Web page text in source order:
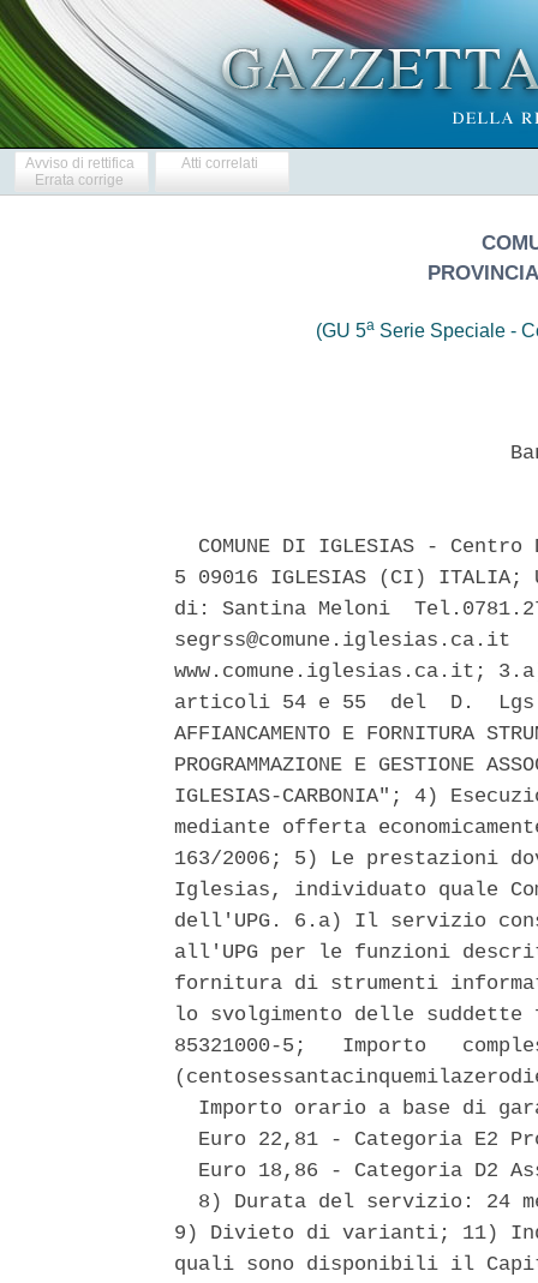
Avviso di rettifica
Errata corrige
Atti correlati
(GU 5a Serie Speciale -
COMUNE DI IGLESIAS - Centro
5 09016 IGLESIAS (CI)
di: Santina Meloni
www.comune.iglesias.ca.it;
articoli 54 e 55  del  D.
AFFIANCAMENTO E FORNITURA
PROGRAMMAZIONE E GESTIONE
IGLESIAS-CARBONIA"; 4)
mediante offerta
163/2006; 5) Le prestazioni
Iglesias, individuato quale
dell'UPG. 6.a) Il servizio
all'UPG per le funzioni
fornitura di strumenti
lo svolgimento delle
85321000-5;   Importo
Importo orario a base di
Euro 22,81 - Categoria E2
Euro 18,86 - Categoria D2
8) Durata del servizio: 24
9) Divieto di varianti; 11)
quali sono disponibili il